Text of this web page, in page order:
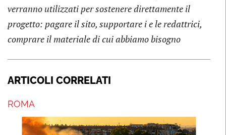
verranno utilizzati per sostenere direttamente il
progetto: pagare il sito, supportare i e le redattrici,
comprare il materiale di cui abbiamo bisogno
ARTICOLI CORRELATI
ROMA